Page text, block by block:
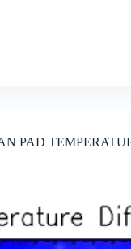
PAD